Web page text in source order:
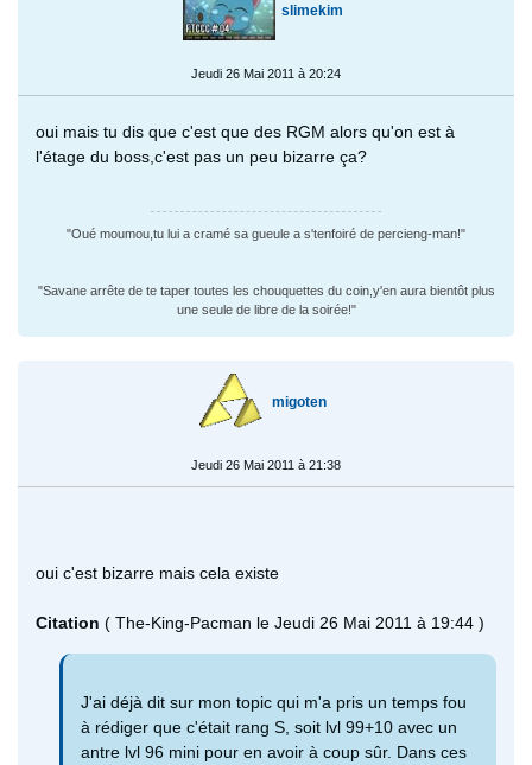
slimekim
Jeudi 26 Mai 2011 à 20:24
oui mais tu dis que c'est que des RGM alors qu'on est à
l'étage du boss,c'est pas un peu bizarre ça?
"Oué moumou,tu lui a cramé sa gueule a s'tenfoiré de percieng-man!"
"Savane arrête de te taper toutes les chouquettes du coin,y'en aura bientôt plus
une seule de libre de la soirée!"
migoten
Jeudi 26 Mai 2011 à 21:38
oui c'est bizarre mais cela existe
Citation ( The-King-Pacman le Jeudi 26 Mai 2011 à 19:44 )
J'ai déjà dit sur mon topic qui m'a pris un temps fou
à rédiger que c'était rang S, soit lvl 99+10 avec un
antre lvl 96 mini pour en avoir à coup sûr. Dans ces